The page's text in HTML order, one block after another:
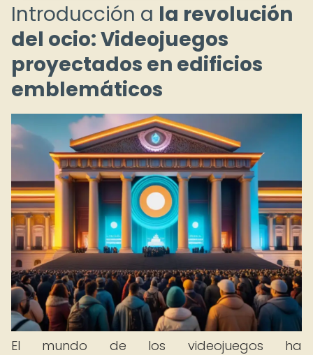
Introducción a la revolución
del ocio: Videojuegos
proyectados en edificios
emblemáticos
El mundo de los videojuegos ha